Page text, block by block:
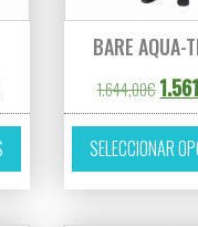
era: 1.443,00€.
precio actual es: 1.370,85€.
Este producto tiene
BARE AQUA-
1.644,00€ El
SELECCIONAR